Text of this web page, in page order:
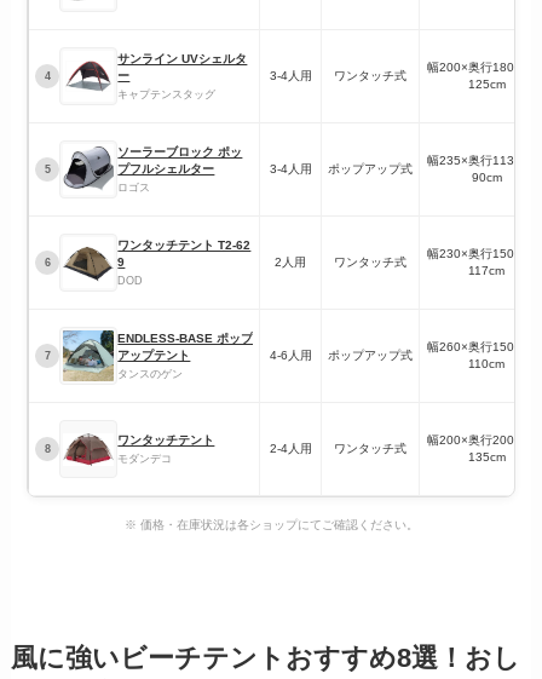
4
サンライン UVシェルタ
ー
キャプテンスタッグ
3-4人用 ワンタッチ式
幅200×奥行180×高
125cm
5
ソーラーブロック ポッ
プフルシェルター
ロゴス
3-4人用 ポップアップ式
幅235×奥行113×高
90cm
6
ワンタッチテント T2-62
9
DOD
2人用 ワンタッチ式
幅230×奥行150×高
117cm
7
ENDLESS-BASE ポップ
アップテント
タンスのゲン
4-6人用 ポップアップ式
幅260×奥行150×高
110cm
8
ワンタッチテント
モダンデコ
2-4人用 ワンタッチ式
幅200×奥行200×高
135cm
※ 価格・在庫状況は各ショップにてご確認ください。
風に強いビーチテントおすすめ8選！おし